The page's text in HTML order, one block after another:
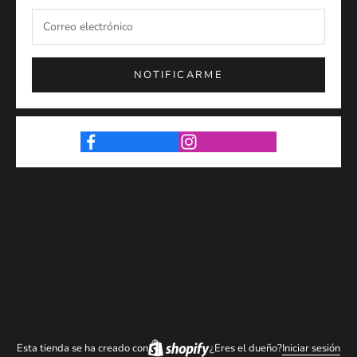
NOTIFICARME
Esta tienda se ha creado con ¿Eres el dueño?Iniciar sesión